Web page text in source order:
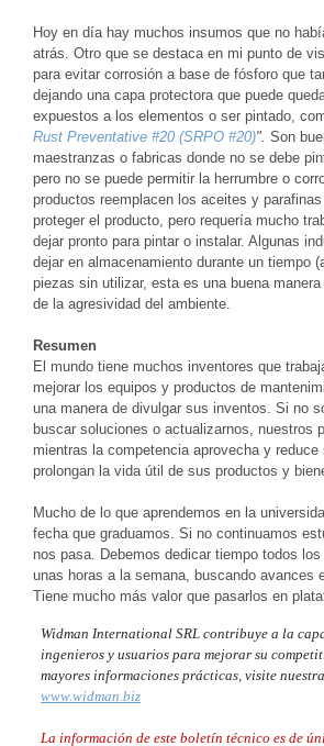
Hoy en día hay muchos insumos que no
atrás. Otro que se destaca en mi punto de
para evitar corrosión a base de fósforo que
dejando una capa protectora que puede
expuestos a los elementos o ser pintado,
Rust Preventative #20 (SRPO #20)". Son
maestranzas o fabricas donde no se debe
pero no se puede permitir la herrumbre o
productos reemplacen los aceites y
proteger el producto, pero requería mucho
dejar pronto para pintar o instalar. Algunas
dejar en almacenamiento durante un tiempo
piezas sin utilizar, esta es una buena
de la agresividad del ambiente.
Resumen
El mundo tiene muchos inventores que
mejorar los equipos y productos de
una manera de divulgar sus inventos. Si no
buscar soluciones o actualizarnos, nuestros
mientras la competencia aprovecha y
prolongan la vida útil de sus productos y
Mucho de lo que aprendemos en la
fecha que graduamos. Si no continuamos
nos pasa. Debemos dedicar tiempo todos
unas horas a la semana, buscando avances
Tiene mucho más valor que pasarlos en
Widman International SRL contribuye a la
ingenieros y usuarios para mejorar su
mayores informaciones prácticas, visite
www.widman.biz
La información de este boletín técnico es de